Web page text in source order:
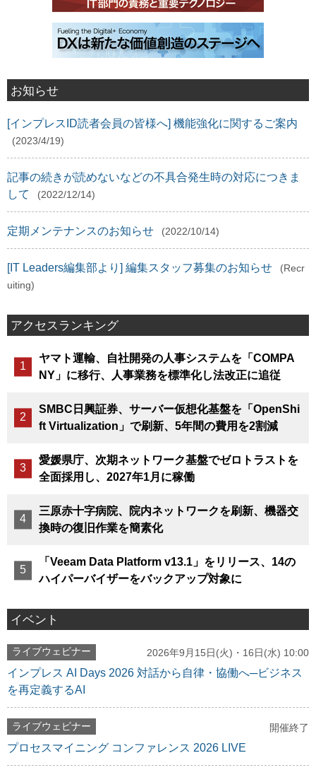
お知らせ
[インプレスID読者会員の皆様へ] 機能強化に関するご案内
(2023/4/19)
記事の続きが読めないなどの不具合発生時の対応につきま
して
(2022/12/14)
定期メンテナンスのお知らせ (2022/10/14)
[IT Leaders編集部より] 編集スタッフ募集のお知らせ
(Recr
uiting)
アクセスランキング
ヤマト運輸、自社開発の人事システムを「COMPA
NY」に移行、人事業務を標準化し法改正に追従
SMBC日興証券、サーバー仮想化基盤を「OpenShi
ft Virtualization」で刷新、5年間の費用を2割減
愛媛県庁、次期ネットワーク基盤でゼロトラストを
全面採用し、2027年1月に稼働
三原赤十字病院、院内ネットワークを刷新、機器交
換時の復旧作業を簡素化
「Veeam Data Platform v13.1」をリリース、14の
ハイパーバイザーをバックアップ対象に
イベント
ライブウェビナー 2026年9月15日(火)・16日(水) 10:00
インプレス AI Days 2026 対話から自律・協働へ─ビジネス
を再定義するAI
ライブウェビナー 開催終了
プロセスマイニング コンファレンス 2026 LIVE